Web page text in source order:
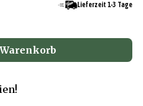
Lieferzeit 1-3 Tage